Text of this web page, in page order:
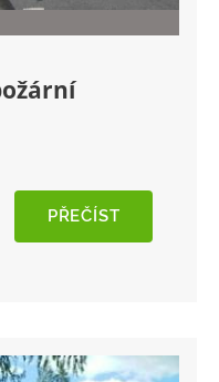
PŘEČÍST